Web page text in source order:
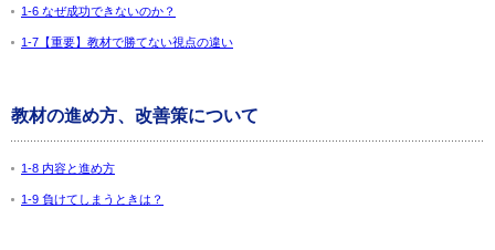
1-6 なぜ成功できないのか？
1-7【重要】教材で勝てない視点の違い
教材の進め方、改善策について
1-8 内容と進め方
1-9 負けてしまうときは？